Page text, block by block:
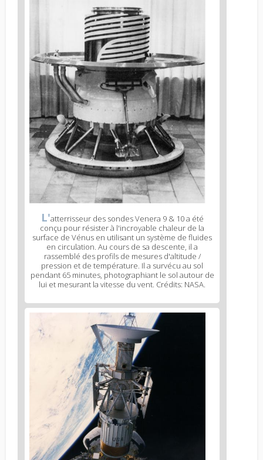
L'atterrisseur des sondes Venera 9 & 10 a été
conçu pour résister à l'incroyable chaleur de la
surface de Vénus en utilisant un système de fluides
en circulation. Au cours de sa descente, il a
rassemblé des profils de mesures d'altitude /
pression et de température. Il a survécu au sol
pendant 65 minutes, photographiant le sol autour de
lui et mesurant la vitesse du vent. Crédits: NASA.